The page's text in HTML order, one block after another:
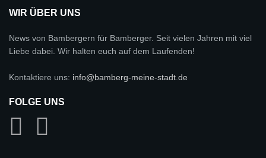
WIR ÜBER UNS
News von Bambergern für Bamberger. Seit vielen Jahren mit viel
Liebe dabei. Wir halten euch auf dem Laufenden!
Kontaktiere uns: info@bamberg-meine-stadt.de
FOLGE UNS